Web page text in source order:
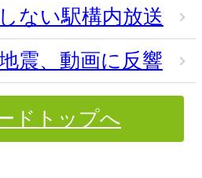
ない駅構内放送
震、動画に反響
ドトップへ